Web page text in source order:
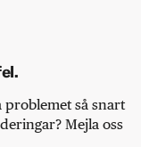
så snart
Mejla oss